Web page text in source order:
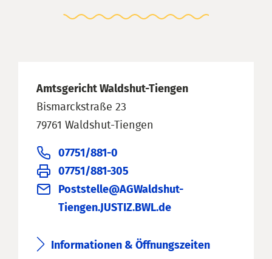
Amtsgericht Waldshut-Tiengen
Bismarckstraße 23
79761 Waldshut-Tiengen
07751/881-0
07751/881-305
Poststelle@AGWaldshut-
Tiengen.JUSTIZ.BWL.de
Informationen & Öffnungszeiten